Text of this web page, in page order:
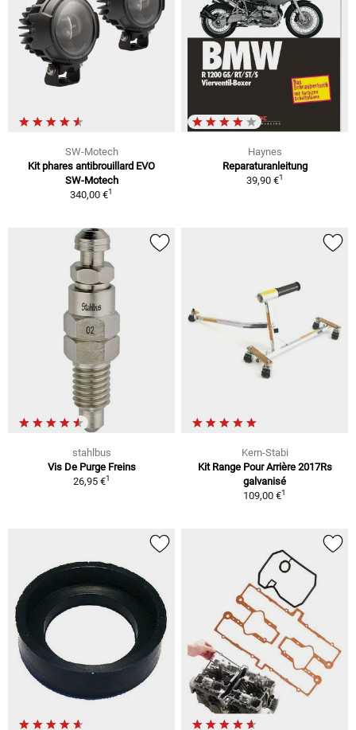
SW-Motech
Kit phares antibrouillard EVO
SW-Motech
340,00 €1
Haynes
Reparaturanleitung
39,90 €1
stahlbus
Vis De Purge Freins
26,95 €1
Kern-Stabi
Kit Range Pour Arrière 2017Rs
galvanisé
109,00 €1